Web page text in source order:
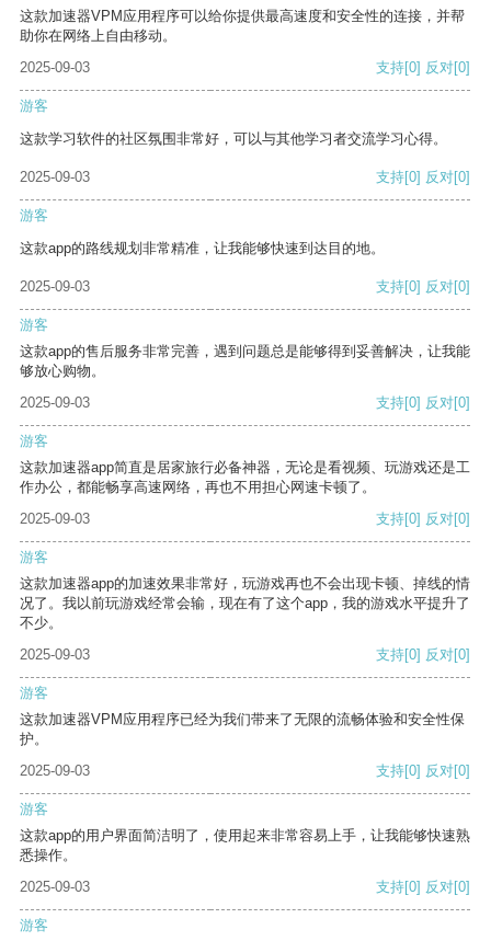
这款加速器VPM应用程序可以给你提供最高速度和安全性的连接，并帮
助你在网络上自由移动。
2025-09-03
支持[0] 反对[0]
游客
这款学习软件的社区氛围非常好，可以与其他学习者交流学习心得。
2025-09-03 支持[0] 反对[0]
游客
这款app的路线规划非常精准，让我能够快速到达目的地。
2025-09-03 支持[0] 反对[0]
游客
这款app的售后服务非常完善，遇到问题总是能够得到妥善解决，让我能
够放心购物。
2025-09-03
支持[0] 反对[0]
游客
这款加速器app简直是居家旅行必备神器，无论是看视频、玩游戏还是工
作办公，都能畅享高速网络，再也不用担心网速卡顿了。
2025-09-03
支持[0] 反对[0]
游客
这款加速器app的加速效果非常好，玩游戏再也不会出现卡顿、掉线的情
况了。我以前玩游戏经常会输，现在有了这个app，我的游戏水平提升了
不少。
2025-09-03
支持[0] 反对[0]
游客
这款加速器VPM应用程序已经为我们带来了无限的流畅体验和安全性保
护。
2025-09-03
支持[0] 反对[0]
游客
这款app的用户界面简洁明了，使用起来非常容易上手，让我能够快速熟
悉操作。
2025-09-03
支持[0] 反对[0]
游客